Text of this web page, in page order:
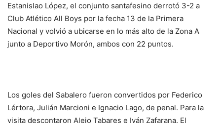
Estanislao López, el conjunto santafesino derrotó 3-2 a
Club Atlético All Boys por la fecha 13 de la Primera
Nacional y volvió a ubicarse en lo más alto de la Zona A
junto a Deportivo Morón, ambos con 22 puntos.
Los goles del Sabalero fueron convertidos por Federico
Lértora, Julián Marcioni e Ignacio Lago, de penal. Para la
visita descontaron Alejo Tabares e Iván Zafarana. El